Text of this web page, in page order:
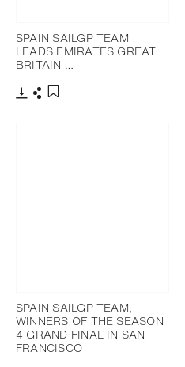
SPAIN SAILGP TEAM
LEADS EMIRATES GREAT
BRITAIN …
SPAIN SAILGP TEAM,
WINNERS OF THE SEASON
4 GRAND FINAL IN SAN
FRANCISCO